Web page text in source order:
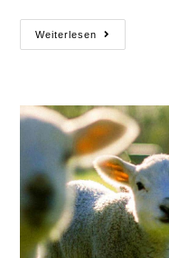
Weiterlesen